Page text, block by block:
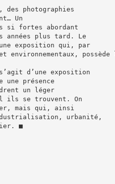
des photographies
Un
si fortes abordant
années plus tard. Le
exposition qui, par
environnementaux,
d’une exposition
présence
un léger
ils se trouvent. On
mais qui, ainsi
urbanité,
■